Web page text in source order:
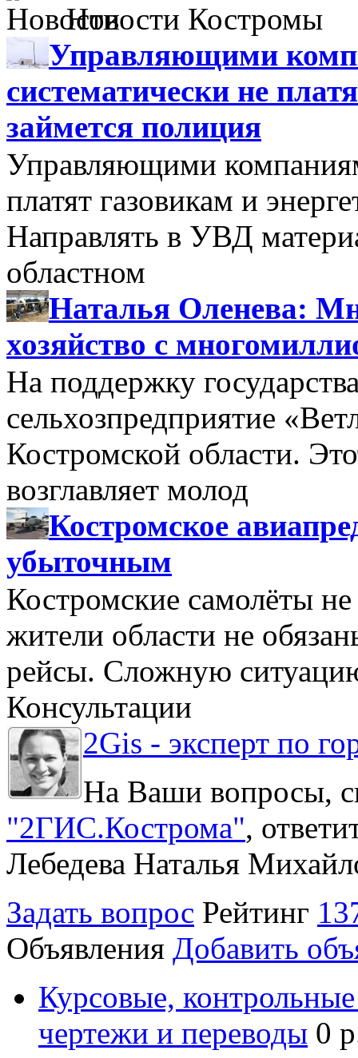
Новости Костромы
Управляющими
систематически не
займется полиция
Управляющими
платят газовикам и
Направлять в УВД
областном
Наталья Оленева:
хозяйство с
На поддержку
сельхозпредприятие
Костромской области.
возглавляет молод
Костромское
убыточным
Костромские самолёты
жители области не
рейсы. Сложную
Консультации
2Gis - эксперт по
На Ваши вопросы,
"2ГИС.Кострома",
Лебедева Наталья
Задать вопрос Рейтинг
Объявления Добавить
Курсовые,
чертежи и переводы 0